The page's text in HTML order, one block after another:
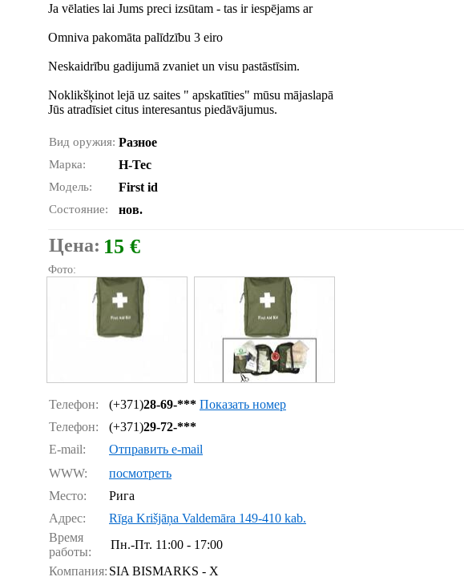
Ja vēlaties lai Jums preci izsūtam - tas ir iespējams ar
Omniva pakomāta palīdzību 3 eiro
Neskaidrību gadijumā zvaniet un visu pastāstīsim.
Noklikšķinot lejā uz saites " apskatīties" mūsu mājaslapā
Jūs atradīsiet citus interesantus piedāvājumus.
Вид оружия: Разное
Марка: H-Tec
Модель: First id
Состояние: нов.
Цена: 15 €
Фото:
Телефон: (+371)28-69-*** Показать номер
Телефон:
(+371)29-72-***
E-mail:
Отправить e-mail
WWW:
посмотреть
Место:
Рига
Адрес:
Rīga Krišjāņa Valdemāra 149-410 kab.
Время
работы:
Пн.-Пт. 11:00 - 17:00
Компания: SIA BISMARKS - X